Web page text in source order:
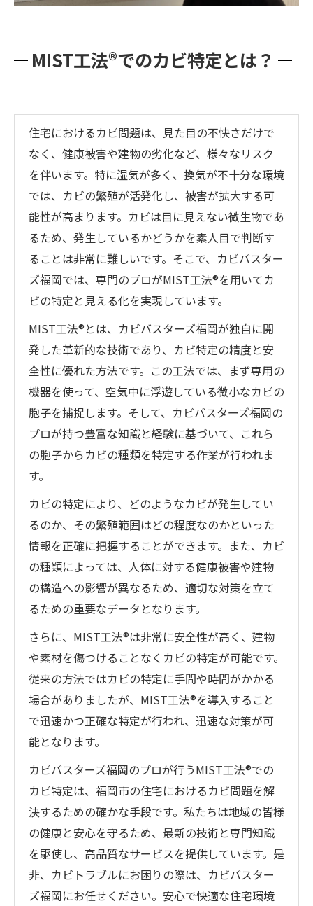
MIST工法®でのカビ特定とは？
住宅におけるカビ問題は、見た目の不快さだけで
なく、健康被害や建物の劣化など、様々なリスク
を伴います。特に湿気が多く、換気が不十分な環境
では、カビの繁殖が活発化し、被害が拡大する可
能性が高まります。カビは目に見えない微生物であ
るため、発生しているかどうかを素人目で判断す
ることは非常に難しいです。そこで、カビバスター
ズ福岡では、専門のプロがMIST工法®を用いてカ
ビの特定と見える化を実現しています。
MIST工法®とは、カビバスターズ福岡が独自に開
発した革新的な技術であり、カビ特定の精度と安
全性に優れた方法です。この工法では、まず専用の
機器を使って、空気中に浮遊している微小なカビの
胞子を捕捉します。そして、カビバスターズ福岡の
プロが持つ豊富な知識と経験に基づいて、これら
の胞子からカビの種類を特定する作業が行われま
す。
カビの特定により、どのようなカビが発生してい
るのか、その繁殖範囲はどの程度なのかといった
情報を正確に把握することができます。また、カビ
の種類によっては、人体に対する健康被害や建物
の構造への影響が異なるため、適切な対策を立て
るための重要なデータとなります。
さらに、MIST工法®は非常に安全性が高く、建物
や素材を傷つけることなくカビの特定が可能です。
従来の方法ではカビの特定に手間や時間がかかる
場合がありましたが、MIST工法®を導入すること
で迅速かつ正確な特定が行われ、迅速な対策が可
能となります。
カビバスターズ福岡のプロが行うMIST工法®での
カビ特定は、福岡市の住宅におけるカビ問題を解
決するための確かな手段です。私たちは地域の皆様
の健康と安心を守るため、最新の技術と専門知識
を駆使し、高品質なサービスを提供しています。是
非、カビトラブルにお困りの際は、カビバスター
ズ福岡にお任せください。安心で快適な住宅環境